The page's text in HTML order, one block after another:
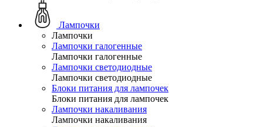
Лампочки
Лампочки
Лампочки галогенные
Лампочки галогенные
Лампочки светодиодные
Лампочки светодиодные
Блоки питания для лампочек
Блоки питания для лампочек
Лампочки накаливания
Лампочки накаливания